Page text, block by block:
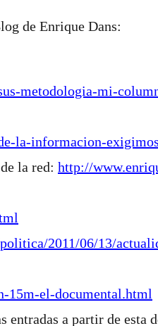
de Enrique Dans:
metodologia-mi-
la-informacion-
la red: http://
2011/06/13/
15m-el-documental.html
a partir de esta